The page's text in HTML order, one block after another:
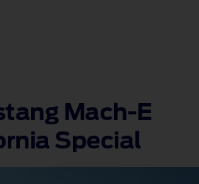
Mach-E
Special